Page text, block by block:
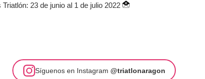
23 de junio al 1 de julio 2022
Síguenos en Instagram @triatlonaragon